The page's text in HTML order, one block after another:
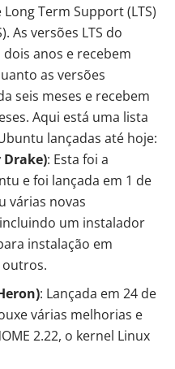
Term Support (LTS)
As versões LTS do
anos e recebem
as versões
seis meses e recebem
Aqui está uma lista
lançadas até hoje:
Drake): Esta foi a
e foi lançada em 1 de
várias novas
um instalador
instalação em
outros.
: Lançada em 24 de
várias melhorias e
2.22, o kernel Linux